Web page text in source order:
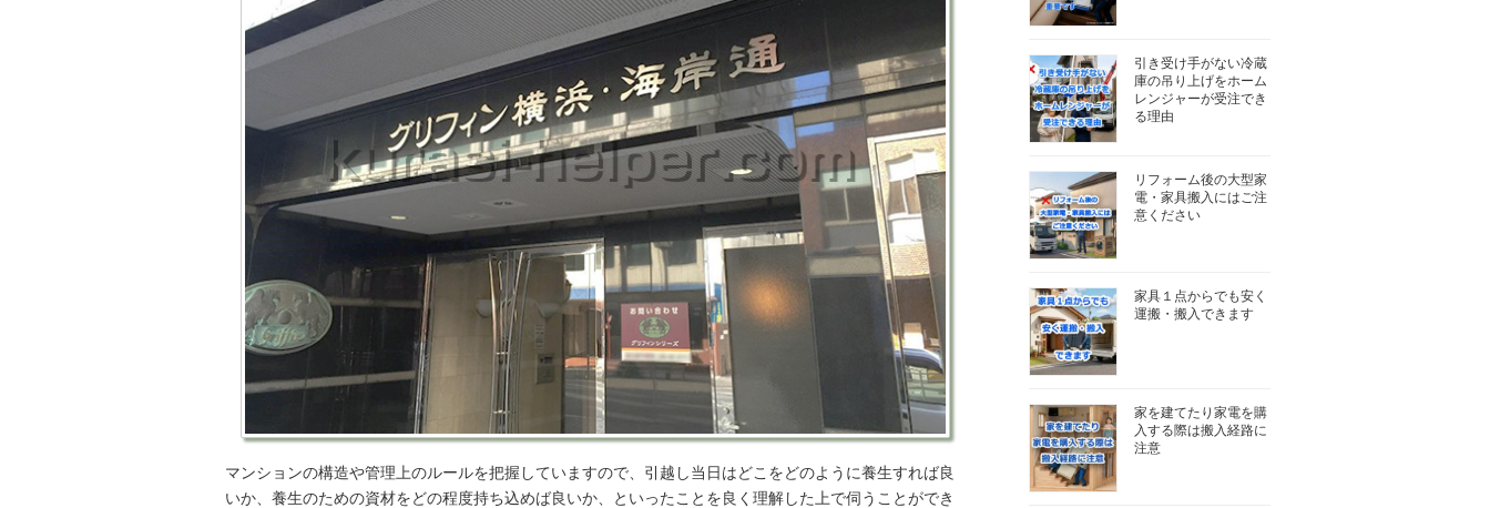
マンションの構造や管理上のルールを把握していますので、引越し当日はどこをどのように養生すれば良
いか、養生のための資材をどの程度持ち込めば良いか、といったことを良く理解した上で伺うことができ
引き受け手がない冷蔵
庫の吊り上げをホーム
レンジャーが受注でき
る理由
リフォーム後の大型家
電・家具搬入にはご注
意ください
家具１点からでも安く
運搬・搬入できます
家を建てたり家電を購
入する際は搬入経路に
注意